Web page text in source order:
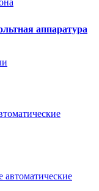
аппаратура